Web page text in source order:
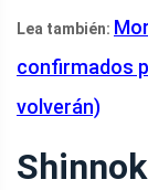
Lea también:
confirmados
volverán)